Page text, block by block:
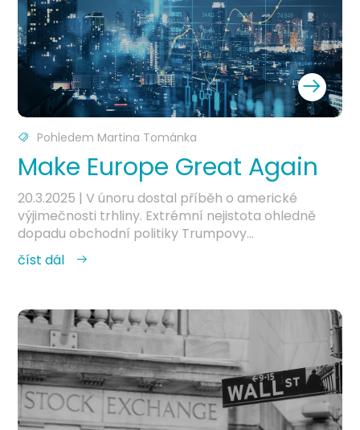
Pohledem Martina Tománka
Make Europe Great Again
20.3.2025 | V únoru dostal příběh o americké
výjimečnosti trhliny. Extrémní nejistota ohledně
dopadu obchodní politiky Trumpovy...
číst dál